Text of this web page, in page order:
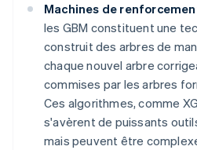
Machines de
les GBM constituent une
construit des arbres de
chaque nouvel arbre
commises par les arbres
Ces algorithmes, comme
s'avèrent de puissants
mais peuvent être